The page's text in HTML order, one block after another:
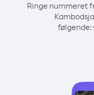
Ringe nummeret
følgende: